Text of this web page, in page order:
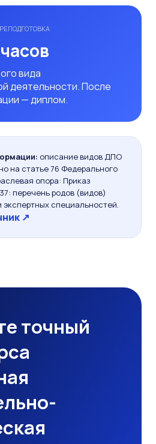
вида
деятельности. После
— диплом.
описание видов ДПО
на статье 76 Федерального
опора: Приказ
перечень родов (видов)
экспертных специальностей.
↗
точный